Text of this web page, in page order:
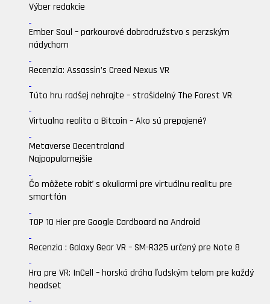
Výber redakcie
Ember Soul – parkourové dobrodružstvo s perzským
nádychom
Recenzia: Assassin’s Creed Nexus VR
Túto hru radšej nehrajte – strašidelný The Forest VR
Virtualna realita a Bitcoin – Ako sú prepojené?
Metaverse Decentraland
Najpopularnejšie
Čo môžete robiť s okuliarmi pre virtuálnu realitu pre
smartfón
TOP 10 Hier pre Google Cardboard na Android
Recenzia : Galaxy Gear VR – SM-R325 určený pre Note 8
Hra pre VR: InCell – horská dráha ľudským telom pre každý
headset